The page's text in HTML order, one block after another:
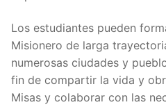
Los estudiantes pueden
Misionero de larga
numerosas ciudades y
fin de compartir la vida y
Misas y colaborar con las